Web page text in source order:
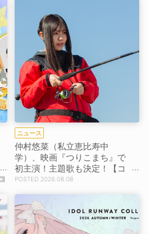
ニュース
仲村悠菜（私立恵比寿中
学）、映画『つりこまち』で
初主演！主題歌も決定！【コ
メントあり】
2026.08.08